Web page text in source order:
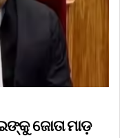
ଜୋତା ମାଡ଼